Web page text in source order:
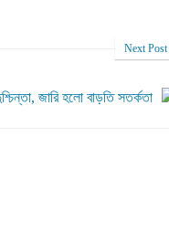
Next Post
জারি হলো বাড়তি সতর্কতা